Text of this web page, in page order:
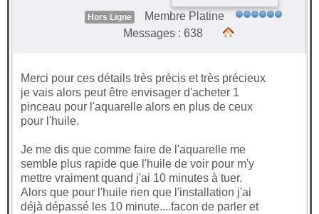
Hors Ligne
Membre Platine
Messages : 638
Merci pour ces détails très précis et très précieux
je vais alors peut être envisager d'acheter 1
pinceau pour l'aquarelle alors en plus de ceux
pour l'huile.
Je me dis que comme faire de l'aquarelle me
semble plus rapide que l'huile de voir pour m'y
mettre vraiment quand j'ai 10 minutes à tuer.
Alors que pour l'huile rien que l'installation j'ai
déjà dépassé les 10 minute....facon de parler et